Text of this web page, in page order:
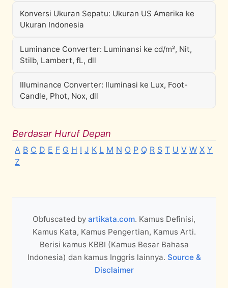
Konversi Ukuran Sepatu: Ukuran US Amerika ke
Ukuran Indonesia
Luminance Converter: Luminansi ke cd/m², Nit,
Stilb, Lambert, fL, dll
Illuminance Converter: Iluminasi ke Lux, Foot-
Candle, Phot, Nox, dll
Berdasar Huruf Depan
A B C D E F G H I J K L M N O P Q R S T U V W X Y
Z
Obfuscated by artikata.com. Kamus Definisi,
Kamus Kata, Kamus Pengertian, Kamus Arti.
Berisi kamus KBBI (Kamus Besar Bahasa
Indonesia) dan kamus Inggris lainnya. Source &
Disclaimer